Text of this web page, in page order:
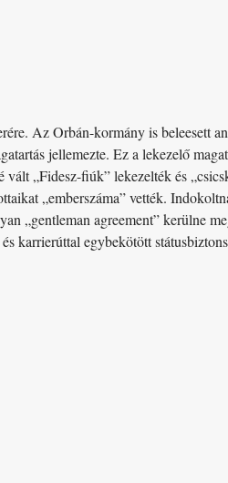
Az Orbán-kormány is
jellemezte. Ez a lekezelő
„Fidesz-fiúk” lekezelték és
„emberszáma” vették.
„gentleman agreement” kerülne
karrierúttal egybekötött